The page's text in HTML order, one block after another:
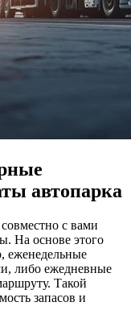
автопарка
с вами
На основе этого
еженедельные
либо ежедневные
Такой
запасов и